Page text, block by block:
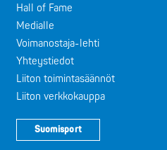
Hall of Fame
Medialle
Voimanostaja-lehti
Yhteystiedot
Liiton toimintasäännöt
Liiton verkkokauppa
Suomisport